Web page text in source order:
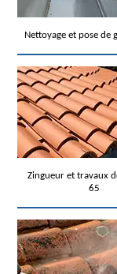
Nettoyage et pose de
Zingueur et travaux
65